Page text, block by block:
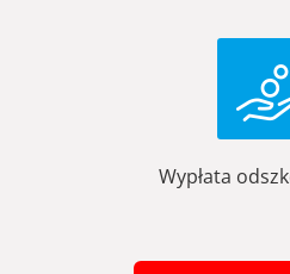
Wypłata